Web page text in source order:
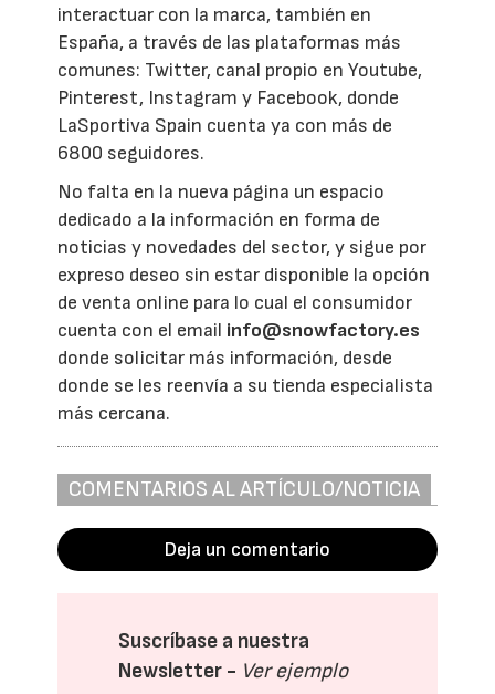
interactuar con la marca, también en
España, a través de las plataformas más
comunes: Twitter, canal propio en Youtube,
Pinterest, Instagram y Facebook, donde
LaSportiva Spain cuenta ya con más de
6800 seguidores.
No falta en la nueva página un espacio
dedicado a la información en forma de
noticias y novedades del sector, y sigue por
expreso deseo sin estar disponible la opción
de venta online para lo cual el consumidor
cuenta con el email info@snowfactory.es
donde solicitar más información, desde
donde se les reenvía a su tienda especialista
más cercana.
COMENTARIOS AL ARTÍCULO/NOTICIA
Deja un comentario
Suscríbase a nuestra
Newsletter - Ver ejemplo